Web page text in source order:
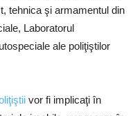
tehnica şi armamentul din
Laboratorul
ale poliţiştilor
vor fi implicaţi în